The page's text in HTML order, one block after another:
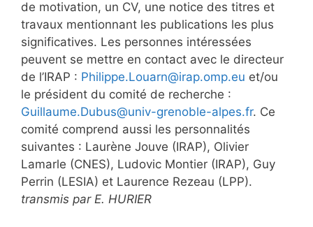
de motivation, un CV, une notice des titres et
travaux mentionnant les publications les plus
significatives. Les personnes intéressées
peuvent se mettre en contact avec le directeur
de l’IRAP : Philippe.Louarn@irap.omp.eu et/ou
le président du comité de recherche :
Guillaume.Dubus@univ-grenoble-alpes.fr. Ce
comité comprend aussi les personnalités
suivantes : Laurène Jouve (IRAP), Olivier
Lamarle (CNES), Ludovic Montier (IRAP), Guy
Perrin (LESIA) et Laurence Rezeau (LPP).
transmis par E. HURIER